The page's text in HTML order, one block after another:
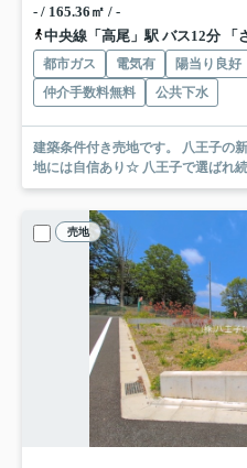
- / 165.36㎡ / -
中央線「高尾」駅 バス12分 「
都市ガス 電気有 陽当り良好
仲介手数料無料
公共下水
建築条件付き売地です。 八王子の新築戸建・中古戸建 マンション・土
地には自信あり☆ 八王子
売地